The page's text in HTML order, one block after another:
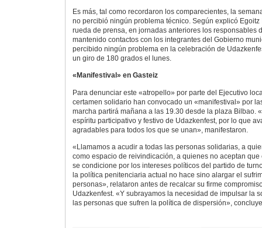
Es más, tal como recordaron los comparecientes, la
no percibió ningún problema técnico. Según explicó
rueda de prensa, en jornadas anteriores los responsables
mantenido contactos con los integrantes del Gobierno
percibido ningún problema en la celebración de
un giro de 180 grados el lunes.
«Manifestival» en Gasteiz
Para denunciar este «atropello» por parte del Ejecutivo
certamen solidario han convocado un «manifestival» por
marcha partirá mañana a las 19.30 desde la plaza Bilbao.
espíritu participativo y festivo de Udazkenfest, por lo que
agradables para todos los que se unan», manifestaron.
«Llamamos a acudir a todas las personas solidarias, a
como espacio de reivindicación, a quienes no aceptan
se condicione por los intereses políticos del partido de
la política penitenciaria actual no hace sino alargar el
personas», relataron antes de recalcar su firme
Udazkenfest. «Y subrayamos la necesidad de impulsar la
las personas que sufren la política de dispersión»,